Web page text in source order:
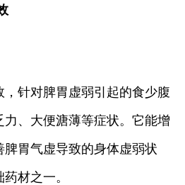
针对脾胃虚弱引起的食少腹
力、大便溏薄等症状。它能增
胃气虚导致的身体虚弱状
材之一。